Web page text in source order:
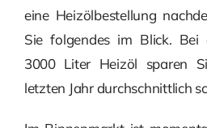
eine Heizölbestellung
Sie folgendes im Blick. Bei
3000 Liter Heizöl sparen
letzten Jahr durchschnittlich